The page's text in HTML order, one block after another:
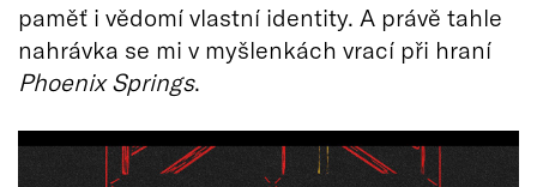
paměť i vědomí vlastní identity. A právě tahle
nahrávka se mi v myšlenkách vrací při hraní
Phoenix Springs.